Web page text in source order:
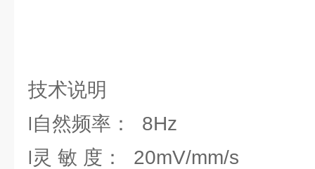
技术说明
l 自然频率： 8Hz
l灵 敏 度： 20mV/mm/s